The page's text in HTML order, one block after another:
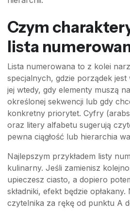
Czym
lista
Lista numerowana to z kolei
specjalnych, gdzie porządek
jej wtedy, gdy elementy muszą
określonej sekwencji lub gdy
konkretny priorytet. Cyfry
oraz litery alfabetu sugerują
pewna ciągłość lub hierarchia
Najlepszym przykładem listy
kulinarny. Jeśli zamienisz
upieczesz ciasto, a dopiero
składniki, efekt będzie
czytelnika za rękę od punktu A